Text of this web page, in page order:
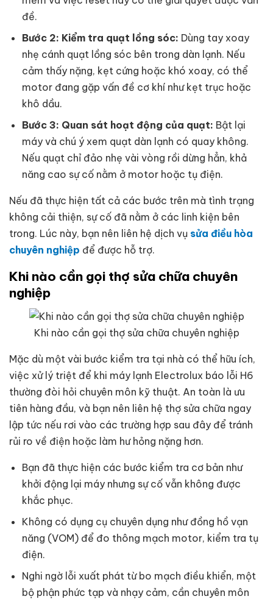
đề.
Bước 2: Kiểm tra quạt lồng sóc: Dùng tay xoay
nhẹ cánh quạt lồng sóc bên trong dàn lạnh. Nếu
cảm thấy nặng, kẹt cứng hoặc khó xoay, có thể
motor đang gặp vấn đề cơ khí như kẹt trục hoặc
khô dầu.
Bước 3: Quan sát hoạt động của quạt: Bật lại
máy và chú ý xem quạt dàn lạnh có quay không.
Nếu quạt chỉ đảo nhẹ vài vòng rồi dừng hẳn, khả
năng cao sự cố nằm ở motor hoặc tụ điện.
Nếu đã thực hiện tất cả các bước trên mà tình trạng
không cải thiện, sự cố đã nằm ở các linh kiện bên
trong. Lúc này, bạn nên liên hệ dịch vụ sửa điều hòa
chuyên nghiệp để được hỗ trợ.
Khi nào cần gọi thợ sửa chữa chuyên
nghiệp
Khi nào cần gọi thợ sửa chữa chuyên nghiệp
Mặc dù một vài bước kiểm tra tại nhà có thể hữu ích,
việc xử lý triệt để khi máy lạnh Electrolux báo lỗi H6
thường đòi hỏi chuyên môn kỹ thuật. An toàn là ưu
tiên hàng đầu, và bạn nên liên hệ thợ sửa chữa ngay
lập tức nếu rơi vào các trường hợp sau đây để tránh
rủi ro về điện hoặc làm hư hỏng nặng hơn.
Bạn đã thực hiện các bước kiểm tra cơ bản như
khởi động lại máy nhưng sự cố vẫn không được
khắc phục.
Không có dụng cụ chuyên dụng như đồng hồ vạn
năng (VOM) để đo thông mạch motor, kiểm tra tụ
điện.
Nghi ngờ lỗi xuất phát từ bo mạch điều khiển, một
bộ phận phức tạp và nhạy cảm, cần chuyên môn